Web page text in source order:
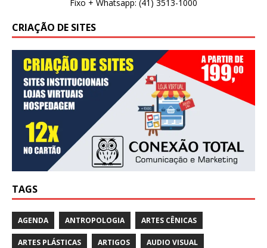
Fixo + Whatsapp: (41) 3513-1000
CRIAÇÃO DE SITES
TAGS
AGENDA ANTROPOLOGIA ARTES CÊNICAS
ARTES PLÁSTICAS ARTIGOS AUDIO VISUAL